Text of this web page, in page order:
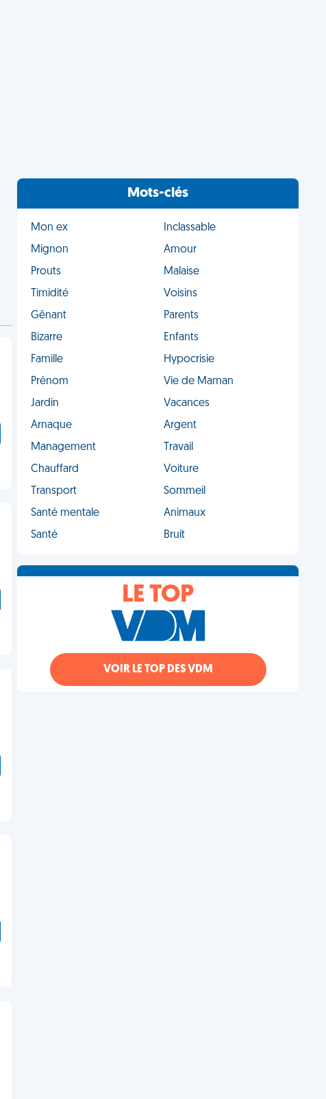
Mots-clés
Mon ex
Inclassable
Mignon
Amour
Prouts
Malaise
Timidité
Voisins
Gênant
Parents
Bizarre
Enfants
Famille
Hypocrisie
Prénom
Vie de Maman
Jardin
Vacances
Arnaque
Argent
Management
Travail
Chauffard
Voiture
Transport
Sommeil
Santé mentale
Animaux
Santé
Bruit
LE TOP
VOIR LE TOP DES VDM